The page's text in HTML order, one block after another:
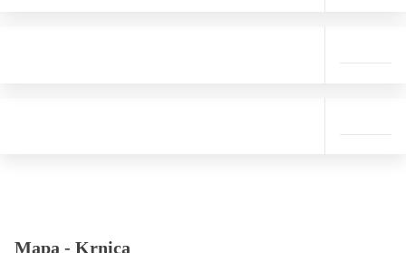
Mapa - Krnica